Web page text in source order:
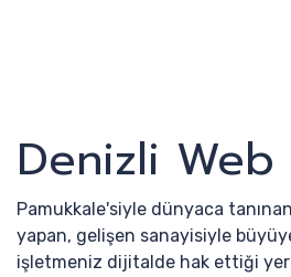
Denizli Web
Pamukkale'siyle dünyaca
yapan, gelişen sanayisiyle
işletmeniz dijitalde hak ettiği